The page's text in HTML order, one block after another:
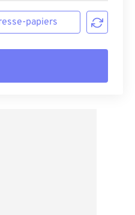
papiers